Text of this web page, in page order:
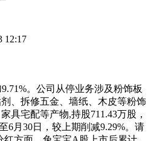
12:17
。公司从停业务涉及粉饰板
、拆修五金、墙纸、木皮等粉饰
具宅配等产物,持股711.43万股，
6月30日，较上期削减9.29%。请